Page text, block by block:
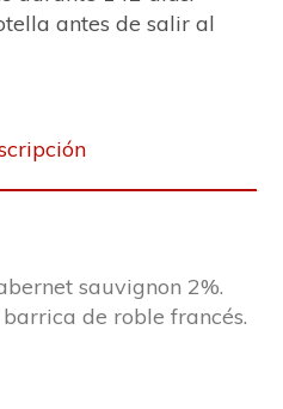
antes de salir al
sauvignon 2%.
de roble francés.